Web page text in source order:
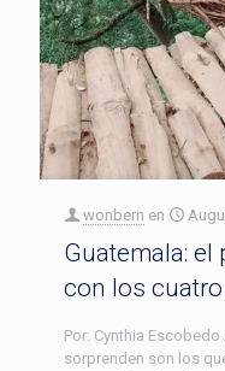
wonbern en
Guatemala:
con los
Por: Cynthia
sorprenden son los